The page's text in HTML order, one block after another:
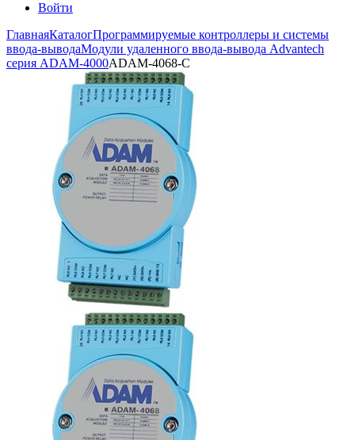
Войти
ГлавнаяКаталогПрограммируемые контроллеры и системы
ввода-выводаМодули удаленного ввода-вывода Advantech
серия ADAM-4000ADAM-4068-C